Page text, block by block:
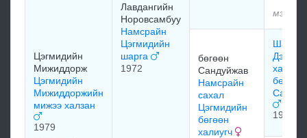
Цэгмидийн
Мижиддорж
Цэгмидийн
Мижиддоржийн
мижээ халзан
1979
Лавдангийн
Норовсамбуу
Намсрайн
Цэгмидийн
шарга
1972
бөгөөн
Сандуйжав
Намсрайн
сахал
Цэгмидийн
бөгөөн
халиугч
Шар
халиун/
бөгтөр
1951